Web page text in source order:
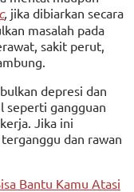
, jika dibiarkan secara
masalah pada
sakit perut,
depresi dan
seperti gangguan
Jika ini
dan rawan
Bantu Kamu Atasi